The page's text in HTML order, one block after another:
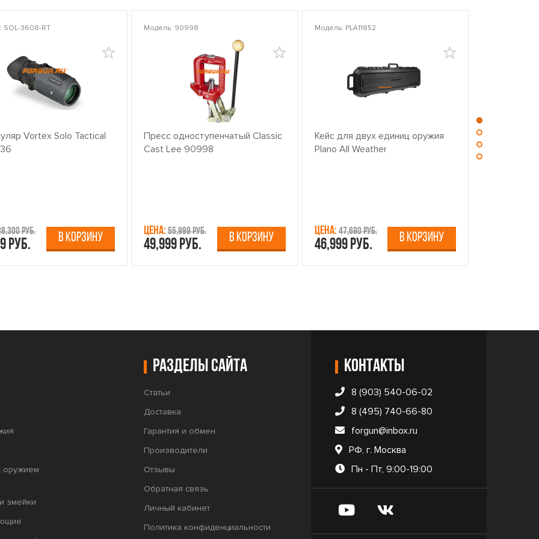
SOL-3608-RT
Vortex Solo Tactical
руб.
руб. В КОРЗИНУ
Модель: 90998
Пресс одноступенчатый Classic
Cast Lee 90998
Цена: 55,999 руб.
49,999 руб. В КОРЗИНУ
Модель: PLA11852
Кейс для двух единиц оружия
Plano All Weather
Цена:47,690 руб.
46,999 руб. В КОРЗИНУ
Контакты
8 (903) 540-06-02
8 (495) 740-66-80
forgun@inbox.ru
РФ, г. Москва
Пн - Пт, 9:00-19:00
оружием
змейки
Разделы сайта
Статьи
Доставка
Гарантия и обмен
Производители
Отзывы
Обратная связь
Личный кабинет
Политика конфиденциальности